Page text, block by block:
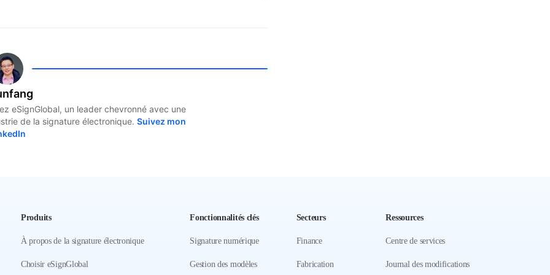
la signature de documents. Il s'intègre
remplir les champs automatiquement, prend
séquentiel ou parallèle), et est construit sur
JSON pour une intégration facile.
eSignGlobal, un leader chevronné avec une
de la signature électronique. Suivez mon
Produits
À propos de la signature électronique
Choisir eSignGlobal
Fonctionnalités clés
Signature numérique
Gestion des modèles
Secteurs
Finance
Fabrication
Ressources
Centre de services
Journal des modifications